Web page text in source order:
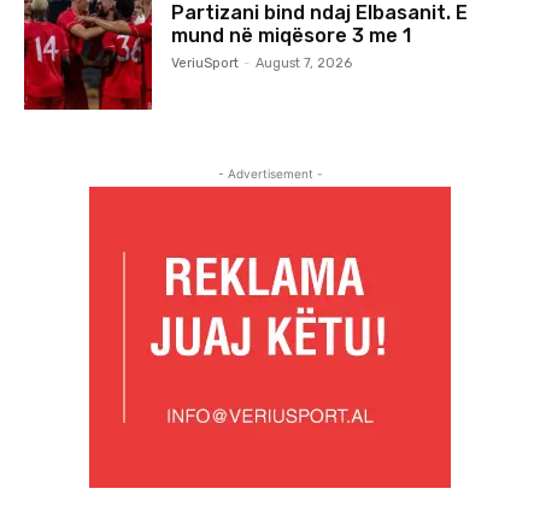
Partizani bind ndaj Elbasanit. E
mund në miqësore 3 me 1
VeriuSport - August 7, 2026
- Advertisement -